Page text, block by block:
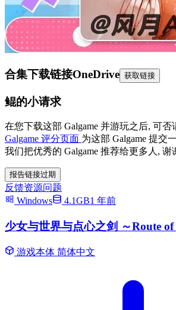
合集下载链接OneDrive 获取链接
鲲的小请求
在您下载这部 Galgame 并游玩之后, 可
Galgame 评分页面 为这部 Galgame 提交
我们把优秀的 Galgame 推荐给更多人, 谢
报告链接过期
反馈资源问题
Windows
4.1GB1 年前
少女与世界与点心之剑 ～Route
游戏本体 简体中文